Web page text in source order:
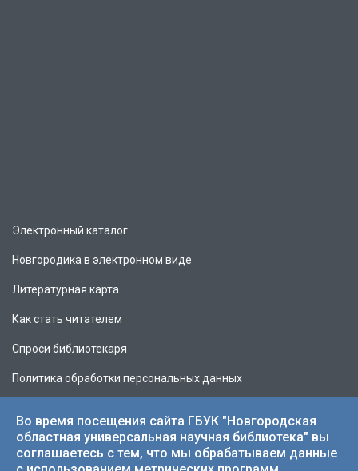
Электронный каталог
Новгородика в электронном виде
Литературная карта
Как стать читателем
Спроси библиотекаря
Политика обработки персональных данных
© 2026 НОУНБ.
Во время посещения сайта ГБУК "Новгородская
областная универсальная научная библиотека" вы
соглашаетесь с тем, что мы обрабатываем данные